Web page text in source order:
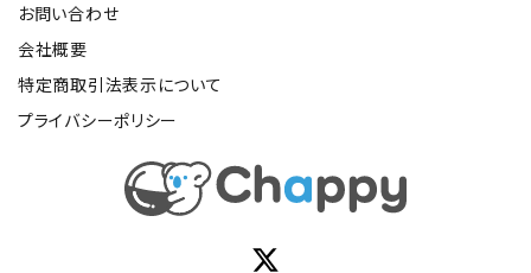
お問い合わせ
会社概要
特定商取引法表示について
プライバシーポリシー